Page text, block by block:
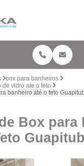
box para banheiros
de vidro ate o teto
banheiro até o teto
Box para